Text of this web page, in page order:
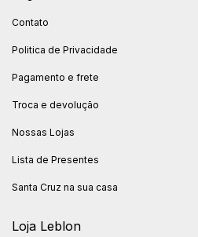
Contato
Politica de Privacidade
Pagamento e frete
Troca e devolução
Nossas Lojas
Lista de Presentes
Santa Cruz na sua casa
Loja Leblon